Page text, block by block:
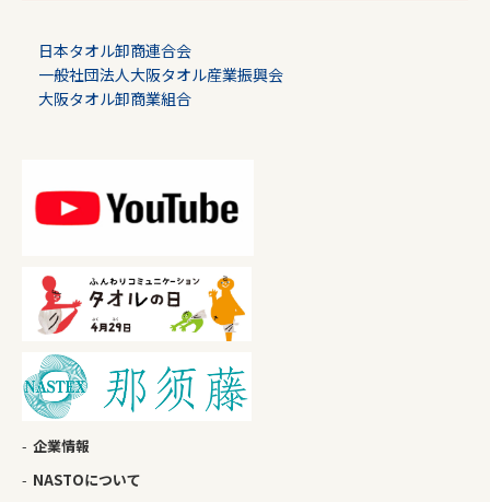
日本タオル卸商連合会
一般社団法人大阪タオル産業振興会
大阪タオル卸商業組合
企業情報
NASTOについて